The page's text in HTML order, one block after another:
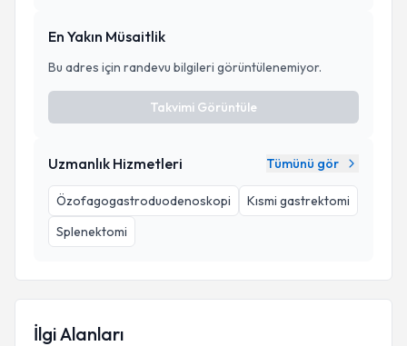
En Yakın Müsaitlik
Bu adres için randevu bilgileri görüntülenemiyor.
Takvimi Görüntüle
Uzmanlık Hizmetleri Tümünü gör
Özofagogastroduodenoskopi
Kısmi gastrektomi
Splenektomi
İlgi Alanları